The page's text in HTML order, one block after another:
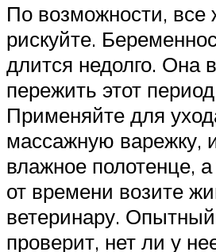
По возможности, все
рискуйте.
длится недолго. Она
пережить этот
Применяйте для
массажную варежку,
влажное полотенце,
от времени возите
ветеринару.
проверит, нет ли у